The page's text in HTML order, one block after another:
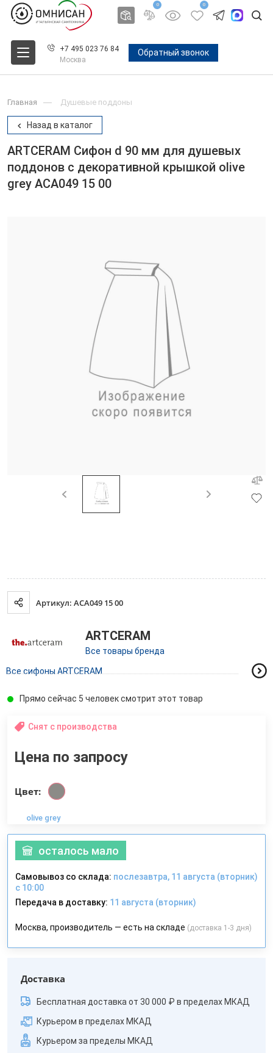
0 0
+7 495 023 76 84
Москва
Обратный звонок
Главная Душевые поддоны
Назад в каталог
ARTCERAM Сифон d 90 мм для душевых
поддонов с декоративной крышкой olive
grey ACA049 15 00
Артикул: ACA049 15 00
ARTCERAM
Все товары бренда
Все сифоны ARTCERAM
Прямо сейчас 5 человек смотрит этот товар
Снят с производства
Цена по запросу
Цвет:
olive grey
осталось мало
Самовывоз со склада: послезавтра, 11 августа (вторник)
с 10:00
Передача в доставку: 11 августа (вторник)
Москва, производитель — есть на складе (доставка 1-3 дня)
Доставка
Бесплатная доставка от 30 000 ₽ в пределах МКАД
Курьером в пределах МКАД
Курьером за пределы МКАД